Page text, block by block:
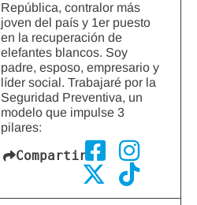
República, contralor más
joven del país y 1er puesto
en la recuperación de
elefantes blancos. Soy
padre, esposo, empresario y
líder social. Trabajaré por la
Seguridad Preventiva, un
modelo que impulse 3
pilares:
Compartir